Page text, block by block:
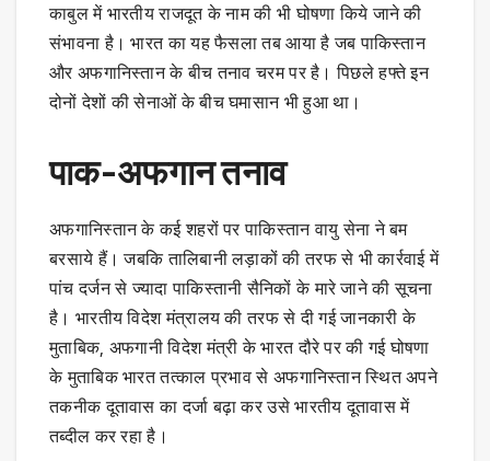
काबुल में भारतीय राजदूत के नाम की भी घोषणा किये जाने की
संभावना है। भारत का यह फैसला तब आया है जब पाकिस्तान
और अफगानिस्तान के बीच तनाव चरम पर है। पिछले हफ्ते इन
दोनों देशों की सेनाओं के बीच घमासान भी हुआ था।
पाक-अफगान तनाव
अफगानिस्तान के कई शहरों पर पाकिस्तान वायु सेना ने बम
बरसाये हैं। जबकि तालिबानी लड़ाकों की तरफ से भी कार्रवाई में
पांच दर्जन से ज्यादा पाकिस्तानी सैनिकों के मारे जाने की सूचना
है। भारतीय विदेश मंत्रालय की तरफ से दी गई जानकारी के
मुताबिक, अफगानी विदेश मंत्री के भारत दौरे पर की गई घोषणा
के मुताबिक भारत तत्काल प्रभाव से अफगानिस्तान स्थित अपने
तकनीक दूतावास का दर्जा बढ़ा कर उसे भारतीय दूतावास में
तब्दील कर रहा है।